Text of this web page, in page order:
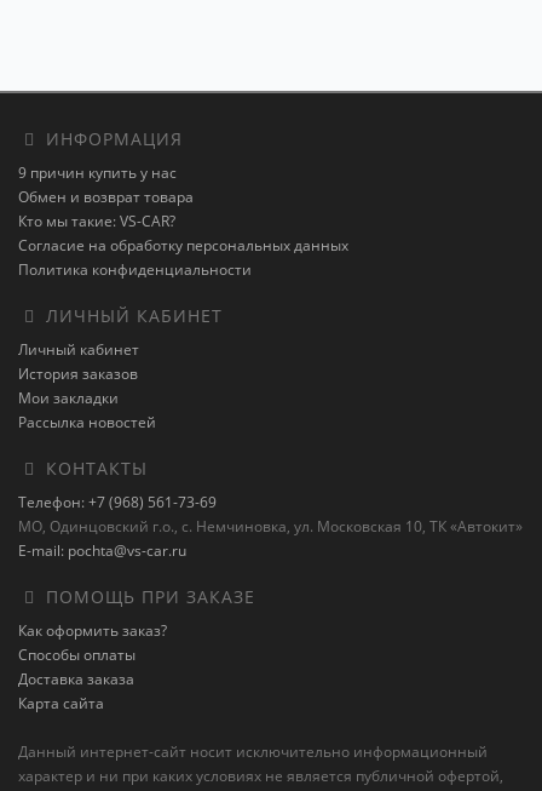
ИНФОРМАЦИЯ
9 причин купить у нас
Обмен и возврат товара
Кто мы такие: VS-CAR?
Согласие на обработку персональных данных
Политика конфиденциальности
ЛИЧНЫЙ КАБИНЕТ
Личный кабинет
История заказов
Мои закладки
Рассылка новостей
КОНТАКТЫ
Телефон: +7 (968) 561-73-69
МО, Одинцовский г.о., с. Немчиновка, ул. Московская 10, ТК «Автокит»
E-mail: pochta@vs-car.ru
ПОМОЩЬ ПРИ ЗАКАЗЕ
Как оформить заказ?
Способы оплаты
Доставка заказа
Карта сайта
Данный интернет-сайт носит исключительно информационный
характер и ни при каких условиях не является публичной офертой,